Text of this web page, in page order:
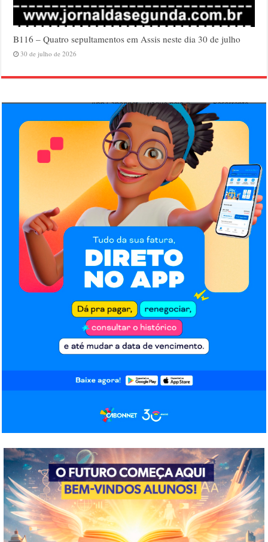
B116 – Quatro sepultamentos em Assis neste dia 30 de julho
30 de julho de 2026